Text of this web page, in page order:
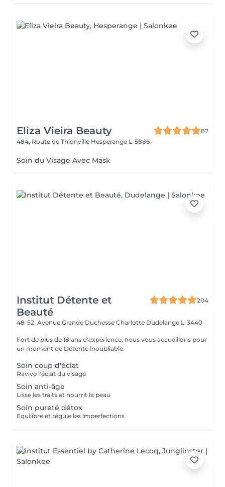
Eliza Vieira Beauty
87
484, Route de Thionville Hesperange L-5886
Soin du Visage Avec Mask
Institut Détente et
Beauté
204
48-52, Avenue Grande Duchesse Charlotte Dudelange L-3440
Fort de plus de 18 ans d'expérience, nous vous accueillons pour
un moment de Détente inoubliable.
Soin coup d'éclat
Ravive l'éclat du visage
Soin anti-âge
Lisse les traits et nourrit la peau
Soin pureté détox
Equilibre et régule les imperfections